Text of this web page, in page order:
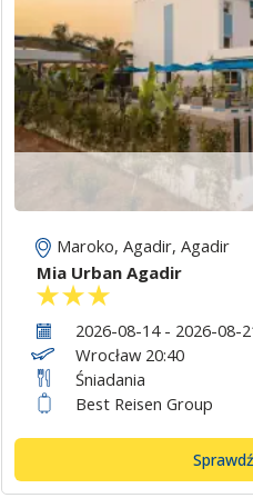
Maroko,Agadir,Agadir
Mia Urban Agadir
2026-08-14 - 2026-08-
Wrocław 20:40
Śniadania
Best Reisen Group